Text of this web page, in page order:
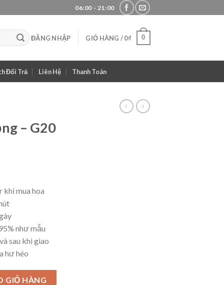
06:00 - 21:00
ĐĂNG NHẬP GIỎ HÀNG /0₫ 0
Đổi Trả Liên Hệ Thanh Toán
– G20
khi mua hoa
như mẫu
sau khi giao
hư héo
GIỎ HÀNG